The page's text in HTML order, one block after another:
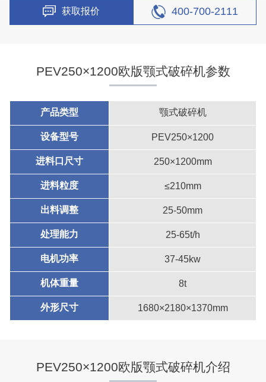
获取报价 400-700-2111
PEV250×1200欧版颚式破碎机参数
产品类型 颚式破碎机
设备型号 PEV250×1200
进料口尺寸 250×1200mm
进料粒度 ≤210mm
出料调整 25-50mm
处理能力 25-65t/h
电机功率 37-45kw
机体重量 8t
外形尺寸 1680×2180×1370mm
PEV250×1200欧版颚式破碎机介绍